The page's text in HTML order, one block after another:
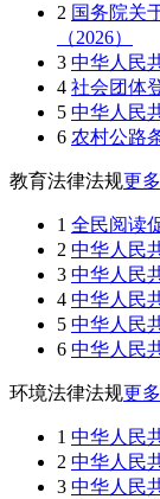
2 国务院关
（2026）
3 中华人民
4 社会团体
5 中华人民
6 农村公路
教育法律法规更
1 全民阅读
2 中华人民
3 中华人民
4 中华人民
5 中华人民
6 中华人民
环境法律法规更
1 中华人民
2 中华人民
3 中华人民